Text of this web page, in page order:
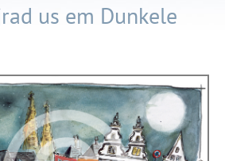
us em Dunkele